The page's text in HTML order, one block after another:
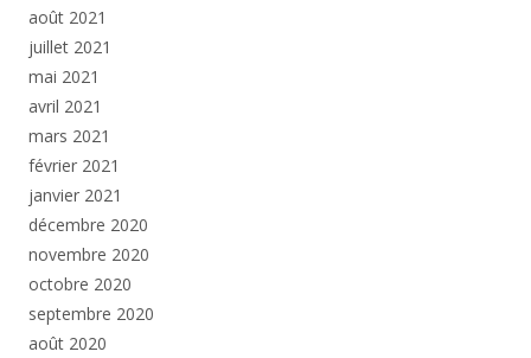
août 2021
juillet 2021
mai 2021
avril 2021
mars 2021
février 2021
janvier 2021
décembre 2020
novembre 2020
octobre 2020
septembre 2020
août 2020